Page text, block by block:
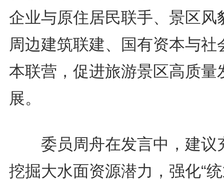
企业与原住居民联手、景区风
周边建筑联建、国有资本与社
本联营，促进旅游景区高质量
展。
委员周舟在发言中，建议
挖掘大水面资源潜力，强化“